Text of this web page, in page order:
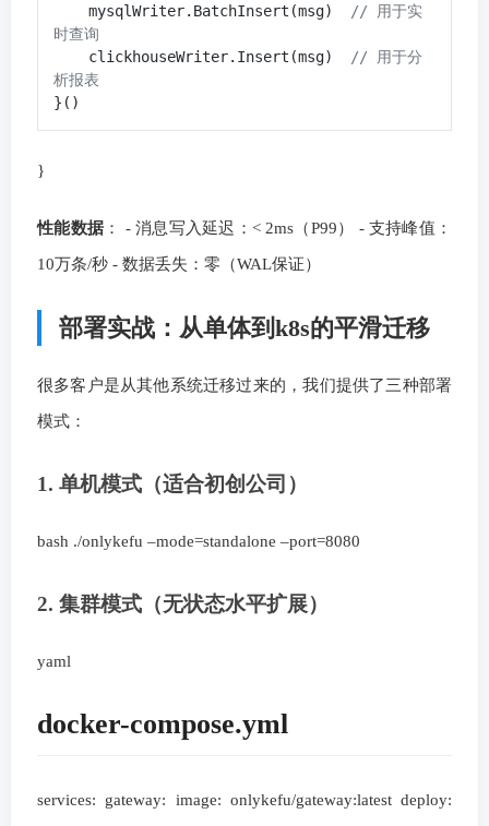
    mysqlWriter.BatchInsert(msg)
// 用于实
时查询
    clickhouseWriter.Insert(msg)
// 用于分
析报表
}
性能数据 ： - 消息写入延迟：< 2ms（P99） - 支持峰值：
10万条/秒 - 数据丢失：零（WAL保证）
部署实战：从单体到k8s的平滑迁移
很多客户是从其他系统迁移过来的，我们提供了三种部署
模式：
1. 单机模式（适合初创公司）
bash ./onlykefu –mode=standalone –port=8080
2. 集群模式（无状态水平扩展）
yaml
docker-compose.yml
services: gateway: image: onlykefu/gateway:latest deploy: